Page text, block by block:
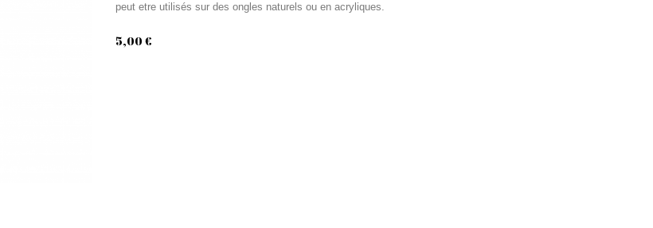
peut etre utilisés sur des ongles naturels ou en acryliques.
5,00 €